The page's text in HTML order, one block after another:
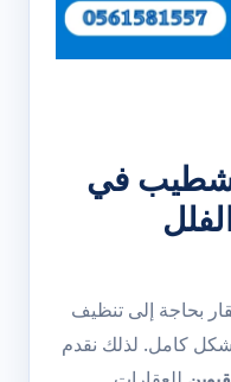
في
بحاجة إلى تنظيف
كامل. لذلك نقدم